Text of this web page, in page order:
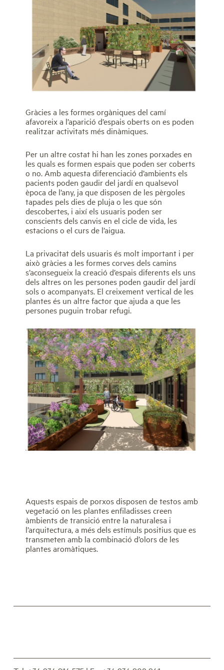
Gràcies a les formes orgàniques del camí
afavoreix a l’aparició d’espais oberts on es poden
realitzar activitats més dinàmiques.
Per un altre costat hi han les zones porxades en
les quals es formen espais que poden ser coberts
o no. Amb aquesta diferenciació d’ambients els
pacients poden gaudir del jardí en qualsevol
època de l’any, ja que disposen de les pèrgoles
tapades pels dies de pluja o les que són
descobertes, i així els usuaris poden ser
conscients dels canvis en el cicle de vida, les
estacions o el curs de l’aigua.
La privacitat dels usuaris és molt important i per
això gràcies a les formes corves dels camins
s’aconsegueix la creació d’espais diferents els uns
dels altres on les persones poden gaudir del jardí
sols o acompanyats. El creixement vertical de les
plantes és un altre factor que ajuda a que les
persones puguin trobar refugi.
Aquests espais de porxos disposen de testos amb
vegetació on les plantes enfiladisses creen
àmbients de transició entre la naturalesa i
l’arquitectura, a més dels estímuls positius que es
transmeten amb la combinació d’olors de les
plantes aromàtiques.